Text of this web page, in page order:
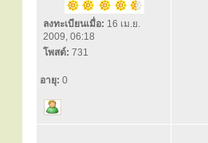
ลงทะเบียนเมื่อ: 16 เม.ย.
2009, 06:18
โพสต์: 731
อายุ: 0